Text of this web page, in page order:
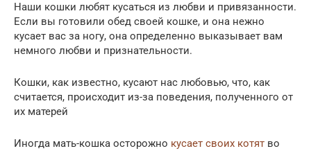
Наши кошки любят кусаться из любви и привязанности.
Если вы готовили обед своей кошке, и она нежно
кусает вас за ногу, она определенно выказывает вам
немного любви и признательности.
Кошки, как известно, кусают нас любовью, что, как
считается, происходит из-за поведения, полученного от
их матерей
Иногда мать-кошка осторожно кусает своих котят во